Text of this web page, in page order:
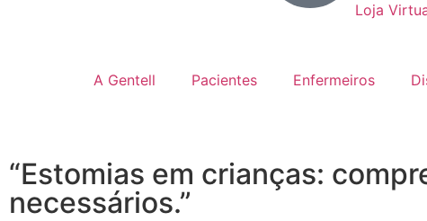
Loja
A Gentell Pacientes Enfermeiros
“Estomias em crianças:
necessários.”